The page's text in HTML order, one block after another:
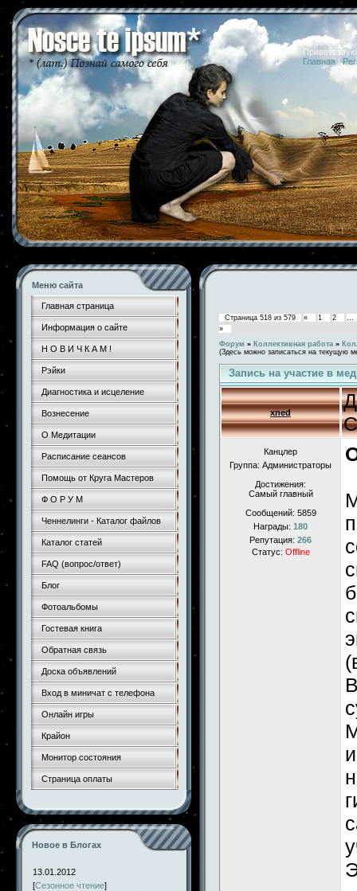
06.08.2026
Главная |
Меню сайта
Главная страница
Информация о сайте
Н О В И Ч К А М !
Рэйки
Диагностика и исцеление
Вознесение
О Медитации
Расписание сеансов
Помощь от Круга Мастеров
Ф О Р У М
Ченнелинги - Каталог файлов
Каталог статей
FAQ (вопрос/ответ)
Блог
Фотоальбомы
Гостевая книга
Обратная связь
Доска объявлений
Вход в миничат с телефона
Онлайн игры
Крайон
Монитор состояния
Страница оплаты
Новое в Блогах
13.01.2012
[Сезонное чтение]
Страница 518 из 579 « 1 2
…
»
Форум » Коллективная работа »
(Здесь можно записаться на текущую
Запись на участие в
xned
Канцлер
Группа: Администраторы
Достижения:
Самый главный
Сообщений: 5859
Награды: 180
Репутация: 266
Статус: Offline